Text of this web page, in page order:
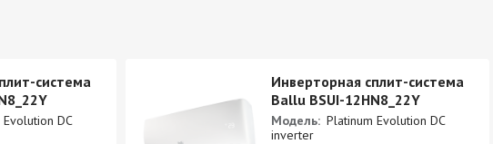
система
DC
Инверторная сплит-система
Ballu BSUI-12HN8_22Y
Модель: Platinum Evolution DC
inverter